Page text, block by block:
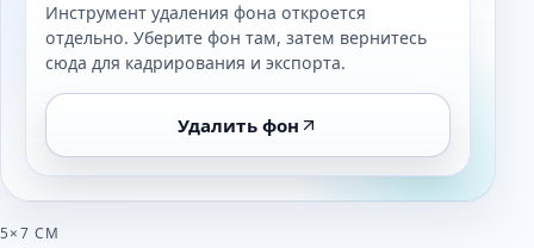
Инструмент удаления фона откроется
отдельно. Уберите фон там, затем вернитесь
сюда для кадрирования и экспорта.
Удалить фон
5×7 СМ